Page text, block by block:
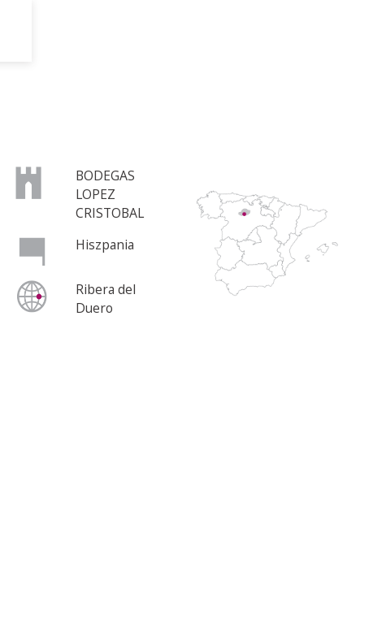
BODEGAS
LOPEZ
CRISTOBAL
Hiszpania
Ribera del
Duero